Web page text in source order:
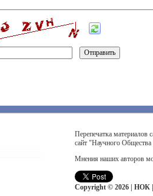
Перепечатка материалов
сайт "Научного
Мнения наших авторов
Copyright © 2026 | НОК